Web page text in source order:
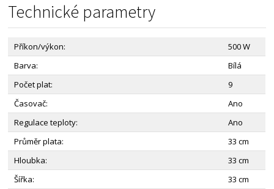
Technické parametry
Příkon/výkon:
500 W
Barva:
Bílá
Počet plat:
9
Časovač:
Ano
Regulace teploty:
Ano
Průměr plata:
33 cm
Hloubka:
33 cm
Šířka:
33 cm